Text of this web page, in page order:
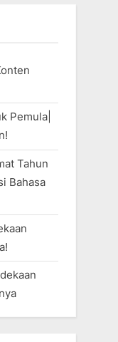
Pemula|
Tahun
Bahasa